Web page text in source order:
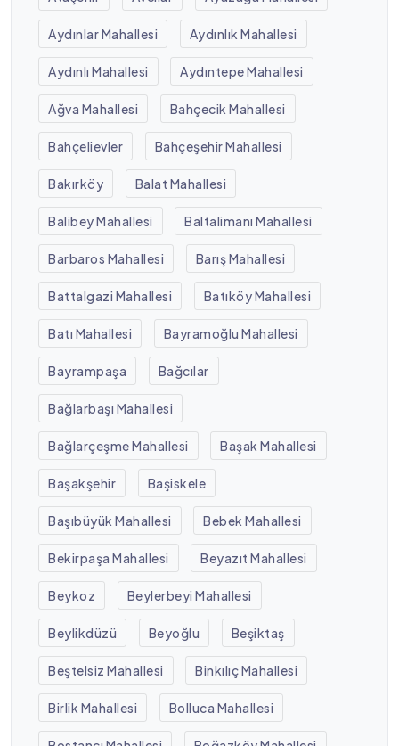
Aydınlar Mahallesi Aydınlık Mahallesi
Aydınlı Mahallesi Aydıntepe Mahallesi
Ağva Mahallesi Bahçecik Mahallesi
Bahçelievler Bahçeşehir Mahallesi
Bakırköy Balat Mahallesi
Balibey Mahallesi Baltalimanı Mahallesi
Barbaros Mahallesi Barış Mahallesi
Battalgazi Mahallesi Batıköy Mahallesi
Batı Mahallesi Bayramoğlu Mahallesi
Bayrampaşa Bağcılar
Bağlarbaşı Mahallesi
Bağlarçeşme Mahallesi Başak Mahallesi
Başakşehir Başiskele
Başıbüyük Mahallesi Bebek Mahallesi
Bekirpaşa Mahallesi Beyazıt Mahallesi
Beykoz Beylerbeyi Mahallesi
Beylikdüzü Beyoğlu Beşiktaş
Beştelsiz Mahallesi Binkılıç Mahallesi
Birlik Mahallesi Bolluca Mahallesi